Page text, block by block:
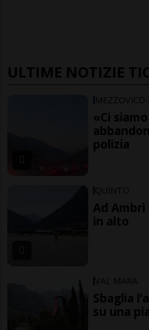
ULTIME NOTIZIE
«Ci
polizia
QUINTO
Ad
in alto
VAL MARA
Sbaglia
su una